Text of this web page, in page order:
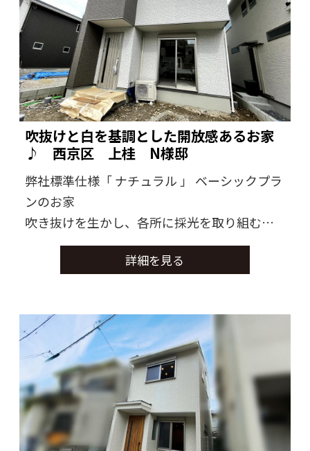
吹抜けと白を基調とした開放感あるお家
♪ 西京区 上桂 N様邸
弊社標準仕様「 ナチュラル 」 ベーシックプラ
ンのお家
吹き抜けを生かし、各所に採光を取り組むお
家になりました。
詳細を見る